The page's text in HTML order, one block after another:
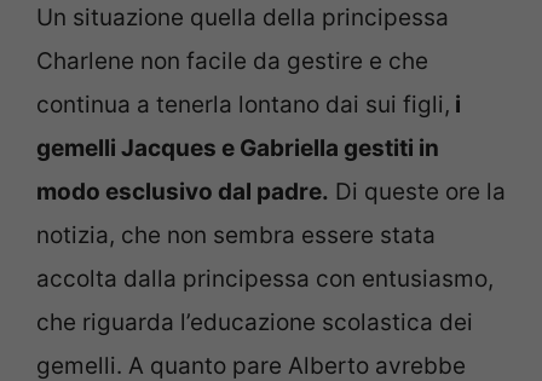
Un situazione quella della principessa
Charlene non facile da gestire e che
continua a tenerla lontano dai sui figli, i
gemelli Jacques e Gabriella gestiti in
modo esclusivo dal padre. Di queste ore la
notizia, che non sembra essere stata
accolta dalla principessa con entusiasmo,
che riguarda l’educazione scolastica dei
gemelli. A quanto pare Alberto avrebbe